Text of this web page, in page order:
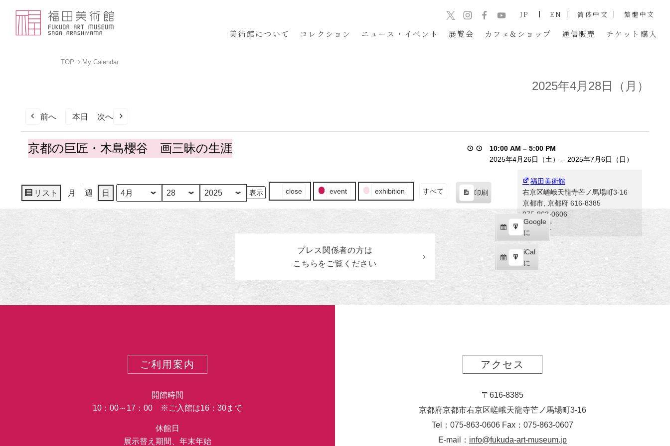
美術館について コレクション ニュース・イベント 展覧会 カフェ&ショップ 通信販売 チケット 購入
JP EN 简体中文 繁體中文
TOP My Calendar
2025年4月28日（月）
前へ 本日 次へ
京
都
匠・
木
島
画
の
生
京都の巨匠・木島櫻谷 画三昧の生涯 10:00 AM – 5:00 PM
2025年4月26日（土）
– 2025年7月6日（日）
福田美術館
右京区嵯峨天龍寺芒ノ馬場町3-16
京都市 京都府 616-8385
075-863-0606
マップ福
田
美
術
リスト
表
示
月 週 日
ン
ト
ー
close event exhibition すべて 印刷
示
Google
で
購
読
iCal
で
購
Google
に
エ
ク
ス
ポ
ト
iCal
に
エ
ー
プレス関係者の方は
こちらをご覧ください
ご利用案内
開館時間
10：00～17：00 ※ご入館は16：30まで
休館日
展示替え期間、年末年始
アクセス
〒616-8385
京都府京都市右京区嵯峨天龍寺芒ノ馬場町3-16
Tel：075-863-0606 Fax：075-863-0607
E-mail： info@fukuda-art-museum.jp